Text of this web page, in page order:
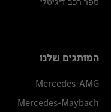
המותגים שלנו
Mercedes-AMG
Mercedes-Maybach